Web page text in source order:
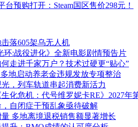
台预购打开：Steam国区售价298元！
落605架乌无人机
环:战役进化》全新电影剧情预告片
走进千家万户？技术过硬更“贴心”
地启动养老金违规发放专项整治
，列车轨道串起消费新活力
化危机：代号维罗妮卡RE》2027年
自闭症干预乱象亟待破解
多地离境退税销售额显著增长